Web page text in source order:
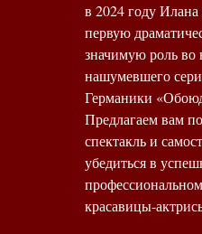
в 2024 году
первую
значимую роль во
нашумевшего
Германики
Предлагаем вам
спектакль и
убедиться в
красавицы-